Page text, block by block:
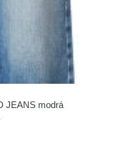
JEANS modrá